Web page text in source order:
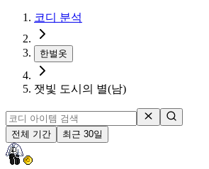
코디 분석
한벌옷
잿빛 도시의 별(남)
전체 기간 최근 30일